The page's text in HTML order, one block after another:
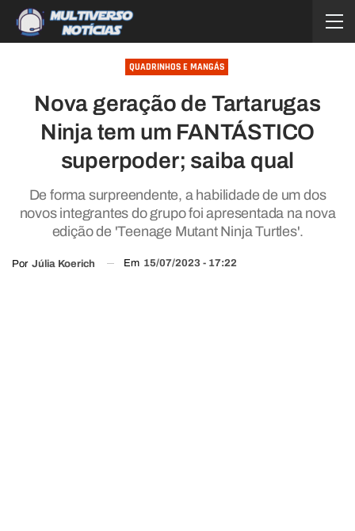
QUADRINHOS E MANGÁS
Nova geração de Tartarugas
Ninja tem um FANTÁSTICO
superpoder; saiba qual
De forma surpreendente, a habilidade de um dos
novos integrantes do grupo foi apresentada na nova
edição de 'Teenage Mutant Ninja Turtles'.
Por Júlia Koerich Em 15/07/2023 - 17:22